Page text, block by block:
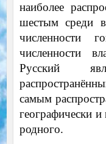
наиболее
шестым среди
численности
численности
Русский
самым
географически
родного.